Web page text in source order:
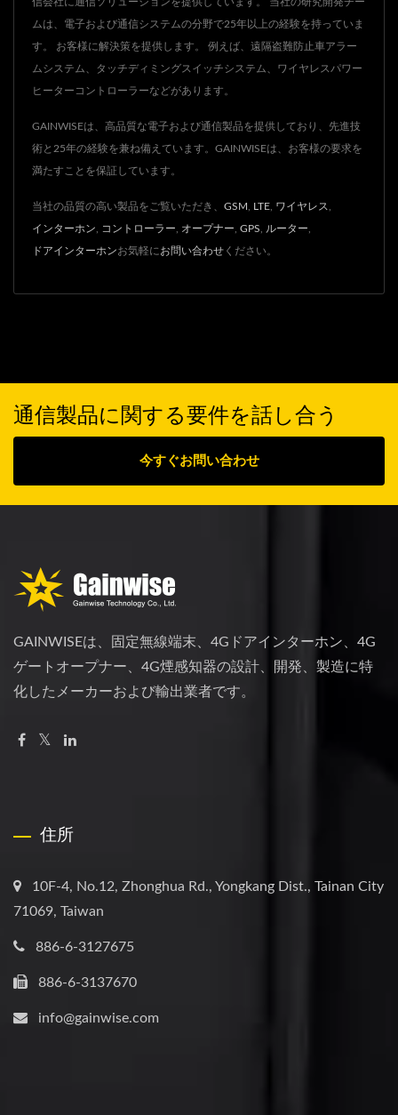
ムは、電子および通信システムの分野で25年以上の経験を持っていま
す。 お客様に解決策を提供します。 例えば、遠隔盗難防止車アラー
ムシステム、タッチディミングスイッチシステム、ワイヤレスパワー
ヒーターコントローラーなどがあります。
GAINWISEは、高品質な電子および通信製品を提供しており、先進技
術と25年の経験を兼ね備えています。GAINWISEは、お客様の要求を
満たすことを保証しています。
当社の品質の高い製品をご覧いただき、 GSM LTE ワイヤレス
インターホン コントローラー オープナー GPS ルーター
ドアインターホンお気軽にお問い合わせ ください。
通信製品に関する要件を話し合う
今すぐお問い合わせ
GAINWISEは、固定無線端末、4Gドアインターホン、4G
ゲートオープナー、4G煙感知器の設計、開発、製造に特
化したメーカーおよび輸出業者です。
住所
10F-4, No.12, Zhonghua Rd., Yongkang Dist., Tainan City
71069, Taiwan
886-6-3127675
886-6-3137670
info@gainwise.com